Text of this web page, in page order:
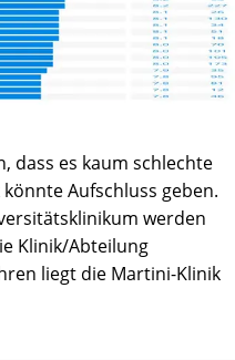
dass es kaum schlechte
Aufschluss geben.
werden
Klinik/Abteilung
liegt die Martini-Klinik